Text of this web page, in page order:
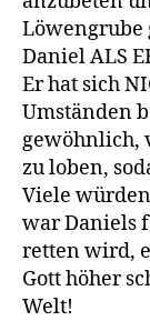
Löwengrube
Daniel ALS
Er hat sich
Umständen
gewöhnlich,
zu loben,
Viele
war Daniels
retten wird,
Gott höher
Welt!